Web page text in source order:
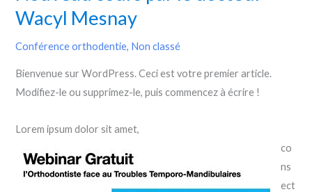
Wacyl Mesnay
Conférence orthodentie, Non classé
Bienvenue sur WordPress. Ceci est votre premier article.
Modifiez-le ou supprimez-le, puis commencez à écrire !
Lorem ipsum dolor sit amet,
co
ns
ect